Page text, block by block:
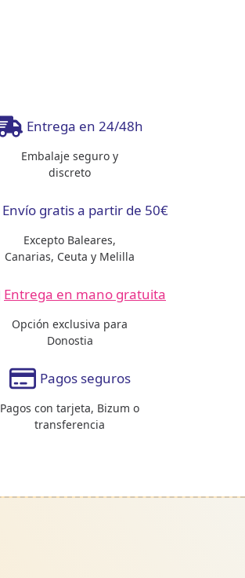
Entrega en 24/48h
Embalaje seguro y
discreto
Envío gratis a partir de 50€
Excepto Baleares,
Canarias, Ceuta y Melilla
Entrega en mano gratuita
Opción exclusiva para
Donostia
Pagos seguros
Pagos con tarjeta, Bizum o
transferencia